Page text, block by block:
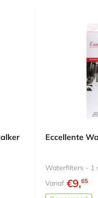
Eccellente
Waterfilters - 1
Vanaf €9,65